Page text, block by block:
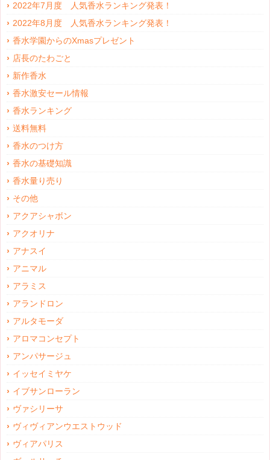
2022年7月度 人気香水ランキング発表！
2022年8月度 人気香水ランキング発表！
香水学園からのXmasプレゼント
店長のたわごと
新作香水
香水激安セール情報
香水ランキング
送料無料
香水のつけ方
香水の基礎知識
香水量り売り
その他
アクアシャボン
アクオリナ
アナスイ
アニマル
アラミス
アランドロン
アルタモーダ
アロマコンセプト
アンパサージュ
イッセイミヤケ
イブサンローラン
ヴァシリーサ
ヴィヴィアンウエストウッド
ヴィアパリス